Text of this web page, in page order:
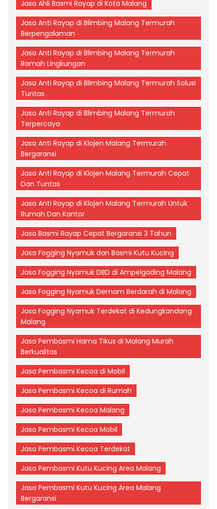
Jasa Ahli Basmi Rayap di Kota Malang
Jasa Anti Rayap di Blimbing Malang Termurah
Berpengalaman
Jasa Anti Rayap di Blimbing Malang Termurah
Ramah Lingkungan
Jasa Anti Rayap di Blimbing Malang Termurah Solusi
Tuntas
Jasa Anti Rayap di Blimbing Malang Termurah
Terpercaya
Jasa Anti Rayap di Klojen Malang Termurah
Bergaransi
Jasa Anti Rayap di Klojen Malang Termurah Cepat
Dan Tuntas
Jasa Anti Rayap di Klojen Malang Termurah Untuk
Rumah Dan Kantor
Jasa Basmi Rayap Cepat Bergaransi 3 Tahun
Jasa Fogging Nyamuk dan Basmi Kutu Kucing
Jasa Fogging Nyamuk DBD di Ampelgading Malang
Jasa Fogging Nyamuk Demam Berdarah di Malang
Jasa Fogging Nyamuk Terdekat di Kedungkandang
Malang
Jasa Pembasmi Hama Tikus di Malang Murah
Berkualitas
Jasa Pembasmi Kecoa di Mobil
Jasa Pembasmi Kecoa di Rumah
Jasa Pembasmi Kecoa Malang
Jasa Pembasmi Kecoa Mobil
Jasa Pembasmi Kecoa Terdekat
Jasa Pembasmi Kutu Kucing Area Malang
Jasa Pembasmi Kutu Kucing Area Malang
Bergaransi